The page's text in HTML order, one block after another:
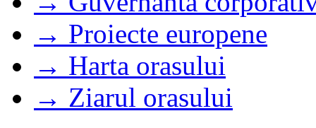
→ Proiecte europene
→ Harta orasului
→ Ziarul orasului